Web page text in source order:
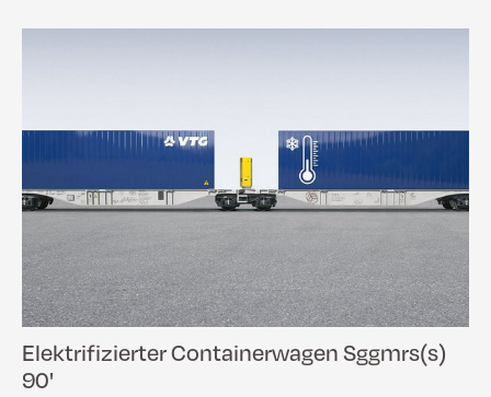
Elektrifizierter Containerwagen Sggmrs(s)
90'